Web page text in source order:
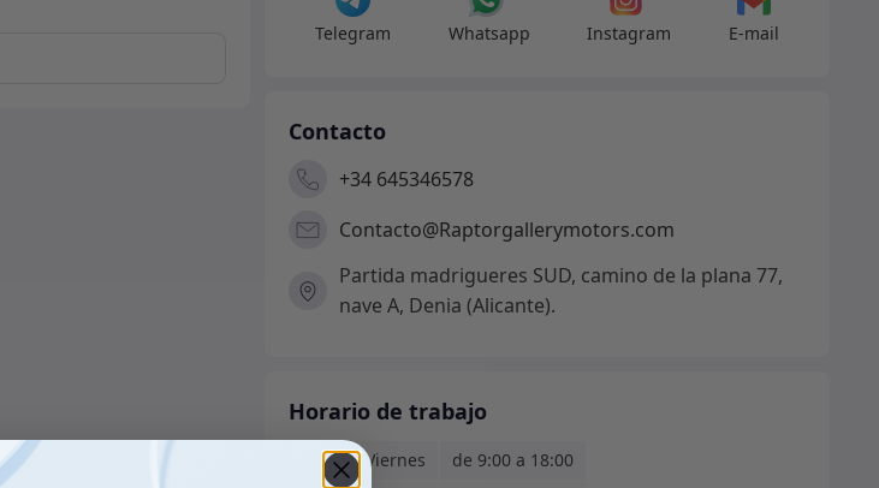
Telegram Whatsapp Instagram E-mail
Contacto
+34 645346578
Contacto@Raptorgallerymotors.com
Partida madrigueres SUD, camino de la plana 77,
nave A, Denia (Alicante).
Horario de trabajo
Lunes - Viernes
de 9:00 a 18:00